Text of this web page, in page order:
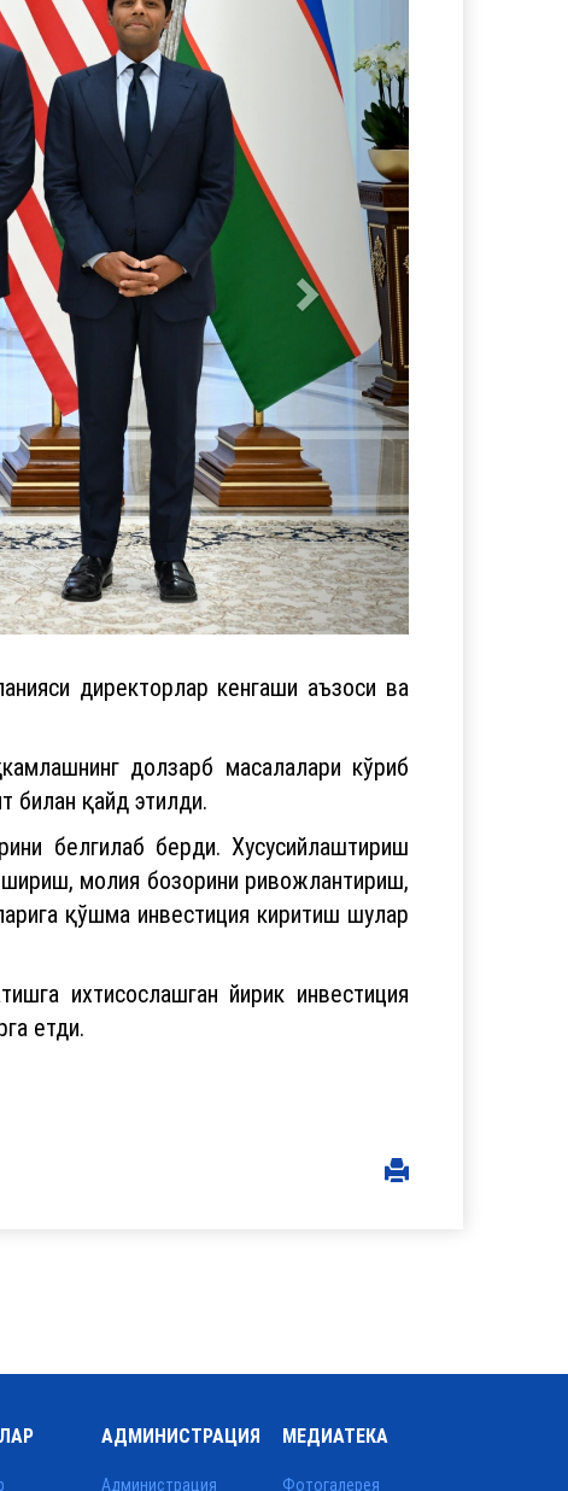
директорлар кенгаши аъзоси ва
долзарб масалалари кўриб
билан қайд этилди.
белгилаб берди. Хусусийлаштириш
молия бозорини ривожлантириш,
қўшма инвестиция киритиш шулар
ихтисослашган йирик инвестиция
етди.
АДМИНИСТРАЦИЯ
Администрация
МЕДИАТЕКА
Фотогалерея